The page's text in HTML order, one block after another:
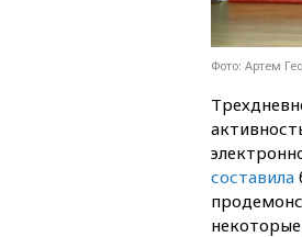
Фото: Артем
составила
некоторые